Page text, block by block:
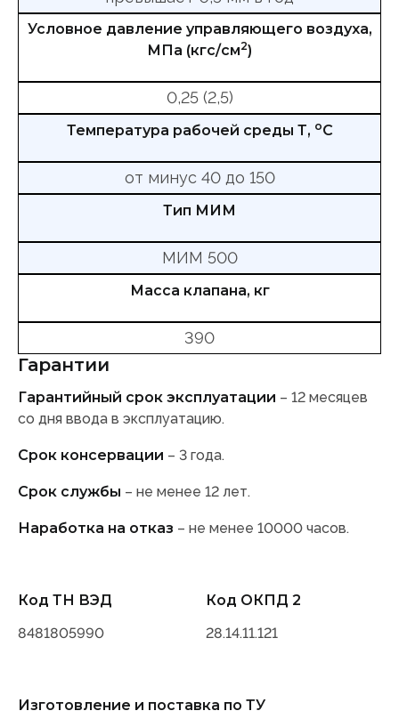
Условное давление управляющего воздуха,
МПа (кгс/см2)
0,25 (2,5)
Температура рабочей среды Т, оС
от минус 40 до 150
Тип МИМ
МИМ 500
Масса клапана, кг
390
Гарантии
Гарантийный срок эксплуатации – 12 месяцев
со дня ввода в эксплуатацию.
Срок консервации – 3 года.
Срок службы – не менее 12 лет.
Наработка на отказ – не менее 10000 часов.
Код ТН ВЭД
8481805990
Код ОКПД 2
28.14.11.121
Изготовление и поставка по ТУ